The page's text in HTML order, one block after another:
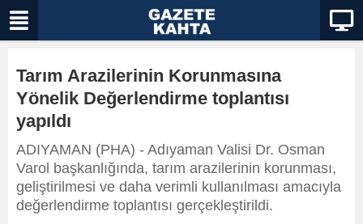
Tarım Arazilerinin Korunmasına
Yönelik Değerlendirme toplantısı
yapıldı
ADIYAMAN (PHA) - Adıyaman Valisi Dr. Osman
Varol başkanlığında, tarım arazilerinin korunması,
geliştirilmesi ve daha verimli kullanılması amacıyla
değerlendirme toplantısı gerçekleştirildi.